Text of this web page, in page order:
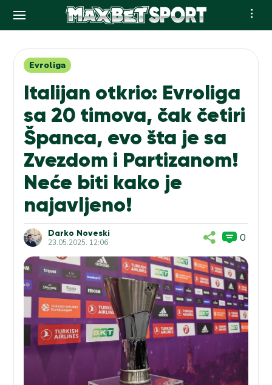
contentEvroliga
Italijan otkrio: Evroliga
sa 20 timova, čak četiri
Španca, evo šta je sa
Zvezdom i Partizanom!
Neće biti kako je
najavljeno!
Darko Noveski
23.05.2025. 12:06 0